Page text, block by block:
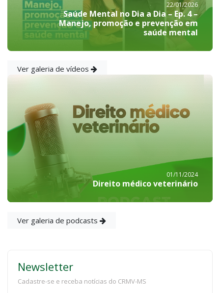
22/01/2026
Saúde Mental no Dia a Dia – Ep. 4 –
Manejo, promoção e prevenção em
saúde mental
Ver galeria de vídeos
01/11/2024
Direito médico veterinário
Ver galeria de podcasts
Newsletter
Cadastre-se e receba notícias do CRMV-MS